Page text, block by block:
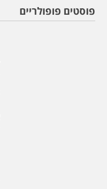
פוסטים פופולריים